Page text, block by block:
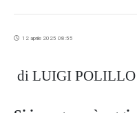
12 aprile 2025 08:55
di LUIGI POLILLO